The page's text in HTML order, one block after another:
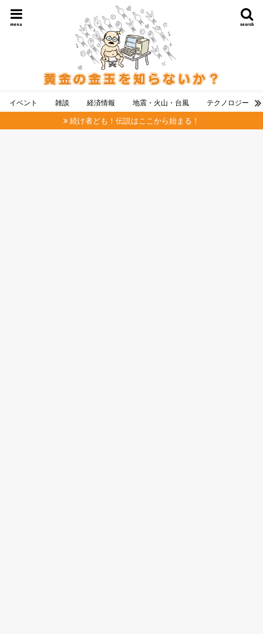
search
menu
イベント 雑談 経済情報 地震・火山・台風 テクノロジー
続け者ども！伝説はここから始まる！